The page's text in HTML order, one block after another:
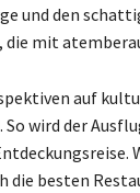
und den
mit
auf
wird der
besten